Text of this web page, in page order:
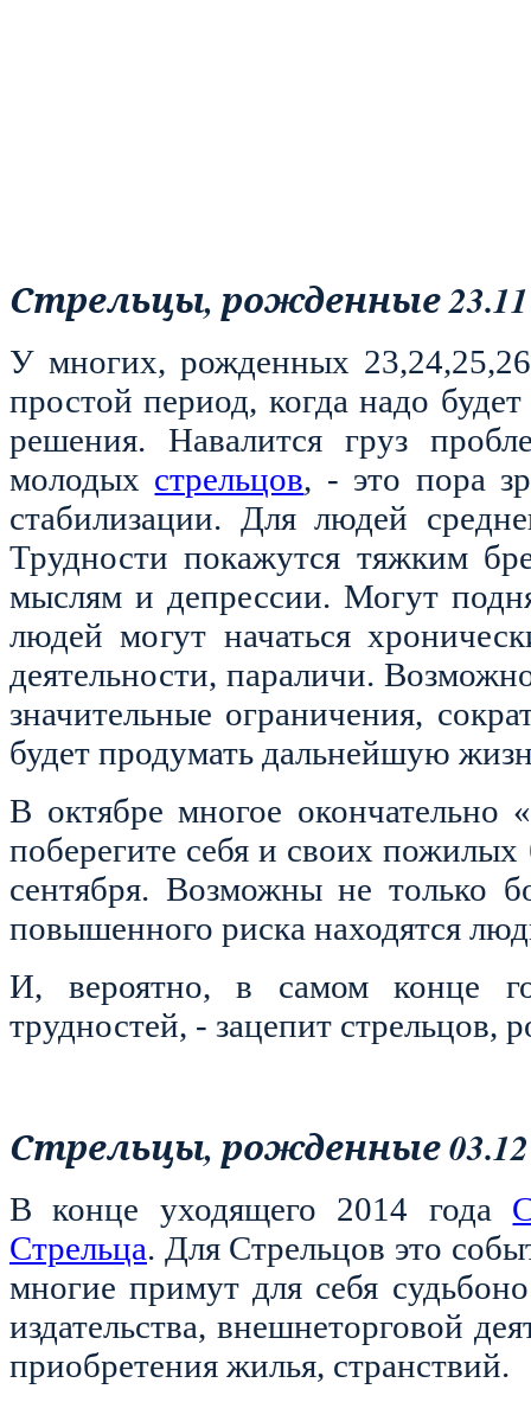
Стрельцы, рожденные 23.11
У многих, рожденных
простой период, когда надо
решения. Навалится груз
молодых стрельцов, - это пора
стабилизации. Для людей
Трудности покажутся тяжким
мыслям и депрессии. Могут
людей могут начаться
деятельности, параличи.
значительные ограничения,
будет продумать дальнейшую
В октябре многое окончательно
поберегите себя и своих пожилых
сентября. Возможны не только
повышенного риска находятся
И, вероятно, в самом конце
трудностей, - зацепит стрельцов,
Стрельцы, рожденные 03.12
В конце уходящего 2014 года
Стрельца. Для Стрельцов это
многие примут для себя
издательства, внешнеторговой
приобретения жилья, странствий.